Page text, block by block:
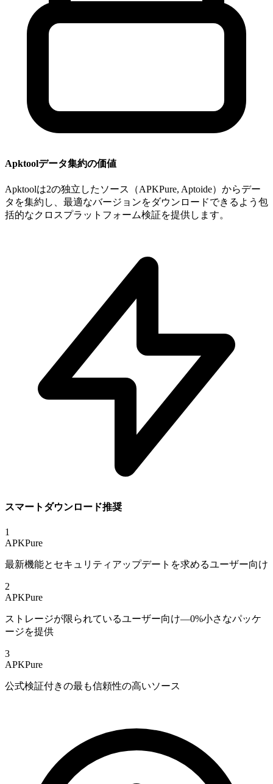
Apktoolデータ集約の価値
Apktoolは2の独立したソース（APKPure, Aptoide）からデー
タを集約し、最適なバージョンをダウンロードできるよう包
括的なクロスプラットフォーム検証を提供します。
スマートダウンロード推奨
1
APKPure
最新機能とセキュリティアップデートを求めるユーザー向け
2
APKPure
ストレージが限られているユーザー向け—0%小さなパッケ
ージを提供
3
APKPure
公式検証付きの最も信頼性の高いソース